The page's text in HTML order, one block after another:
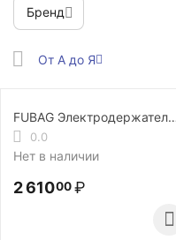
Бренд
От А до Я
FUBAG Электродержатель
с кабелем 16 мм² DX25 3 м
0.0
Нет в наличии
2 61000 ₽